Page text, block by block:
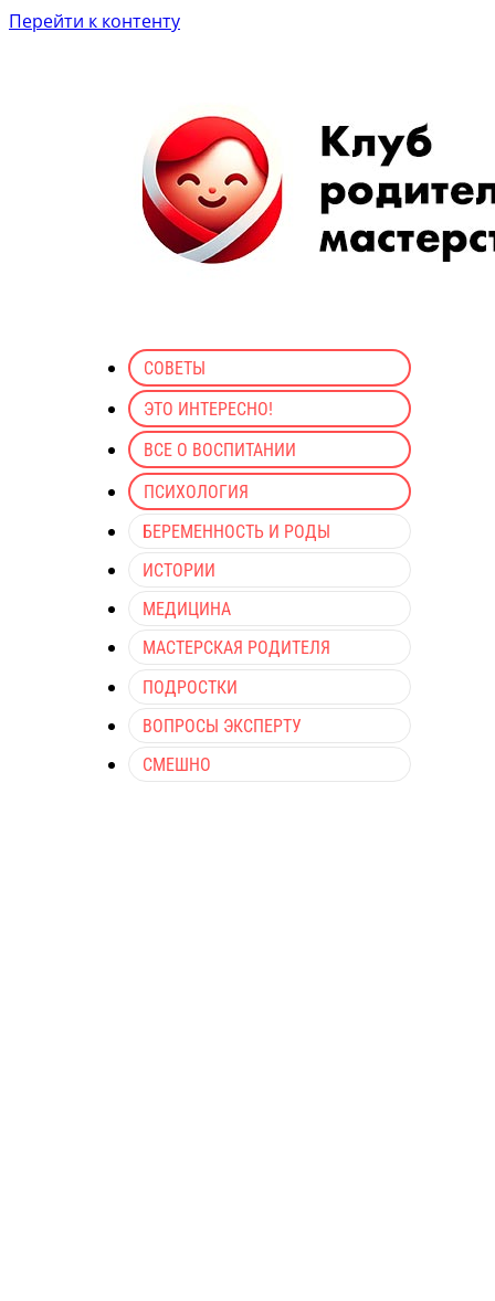
Перейти к контенту
СОВЕТЫ
ЭТО ИНТЕРЕСНО!
ВСЕ О ВОСПИТАНИИ
ПСИХОЛОГИЯ
БЕРЕМЕННОСТЬ И РОДЫ
ИСТОРИИ
МЕДИЦИНА
МАСТЕРСКАЯ РОДИТЕЛЯ
ПОДРОСТКИ
ВОПРОСЫ ЭКСПЕРТУ
СМЕШНО